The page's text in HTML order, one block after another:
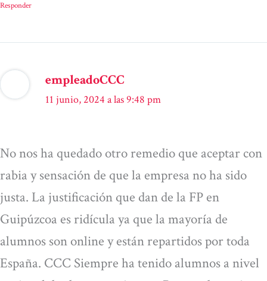
Responder
empleadoCCC
11 junio, 2024 a las 9:48 pm
No nos ha quedado otro remedio que aceptar con
rabia y sensación de que la empresa no ha sido
justa. La justificación que dan de la FP en
Guipúzcoa es ridícula ya que la mayoría de
alumnos son online y están repartidos por toda
España. CCC Siempre ha tenido alumnos a nivel